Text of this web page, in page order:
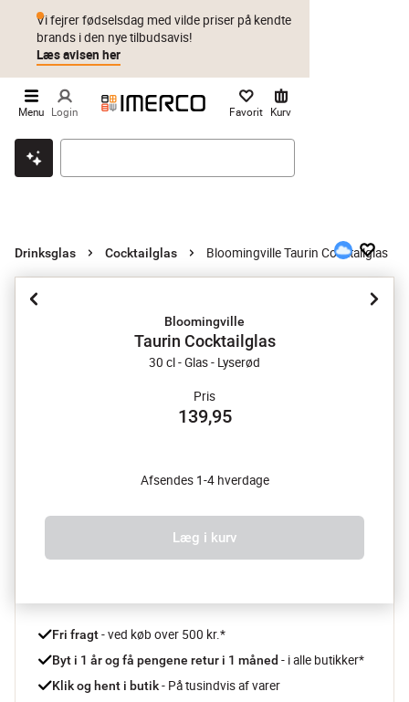
Klik & hent Byt i 1 år Prismatch
Vi fejrer fødselsdag med vilde priser på kendte
brands i den nye tilbudsavis!
Læs avisen her
Menu Login Favorit Kurv
Drinksglas Cocktailglas Bloomingville Taurin Cocktailglas
Bloomingville
Taurin Cocktailglas
30 cl - Glas - Lyserød
Pris
139,95
Afsendes 1-4 hverdage
Læg i kurv
Fri fragt - ved køb over 500 kr.*
Byt i 1 år og få pengene retur i 1 måned - i alle butikker*
Klik og hent i butik - På tusindvis af varer